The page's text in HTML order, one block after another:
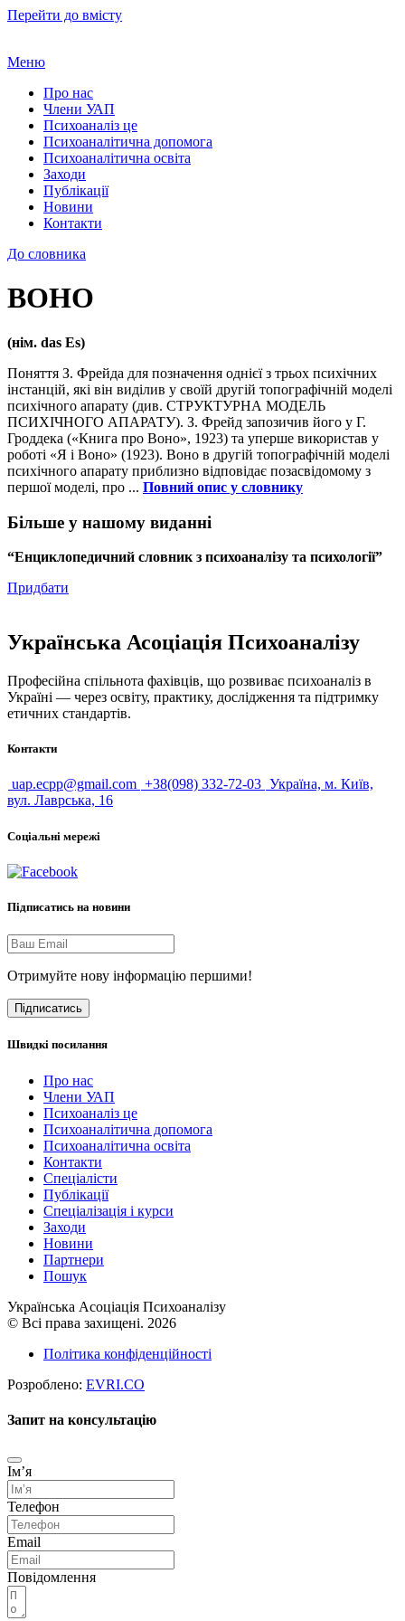
Перейти до вмісту
Меню
Про нас
Члени УАП
Психоаналіз це
Психоаналітична допомога
Психоаналітична освіта
Заходи
Публікації
Новини
Контакти
До словника
ВОНО
(нім. das Es)
Поняття З. Фрейда для позначення однієї з трьох психічних
інстанцій, які він виділив у своїй другій топографічній моделі
психічного апарату (див. СТРУКТУРНА МОДЕЛЬ
ПСИХІЧНОГО АПАРАТУ). З. Фрейд запозичив його у Г.
Гроддека («Книга про Воно», 1923) та уперше використав у
роботі «Я і Воно» (1923). Воно в другій топографічній моделі
психічного апарату приблизно відповідає позасвідомому з
першої моделі, про ... Повний опис у словнику
Більше у нашому виданні
“Енциклопедичний словник з психоаналізу та психології”
Придбати
Українська Асоціація Психоаналізу
Професійна спільнота фахівців, що розвиває психоаналіз в
Україні — через освіту, практику, дослідження та підтримку
етичних стандартів.
Контакти
uap.ecpp@gmail.com +38(098) 332-72-03 Україна, м. Київ,
вул. Лаврська, 16
Соціальні мережі
Підписатись на новини
Отримуйте нову інформацію першими!
Підписатись
Швидкі посилання
Про нас
Члени УАП
Психоаналіз це
Психоаналітична допомога
Психоаналітична освіта
Контакти
Спеціалісти
Публікації
Cпеціалізація і курси
Заходи
Новини
Партнери
Пошук
Українська Асоціація Психоаналізу
© Всі права захищені. 2026
Політика конфіденційності
Розроблено: EVRI.CO
Запит на консультацію
Імʼя
Телефон
Email
Повідомлення